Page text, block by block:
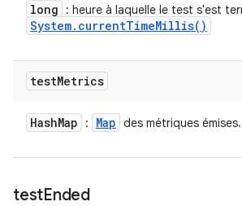
long : heure à laquelle le test s'est
System. currentTimeMillis( )
testMetrics
HashMap : Map des métriques émises.
testEnded